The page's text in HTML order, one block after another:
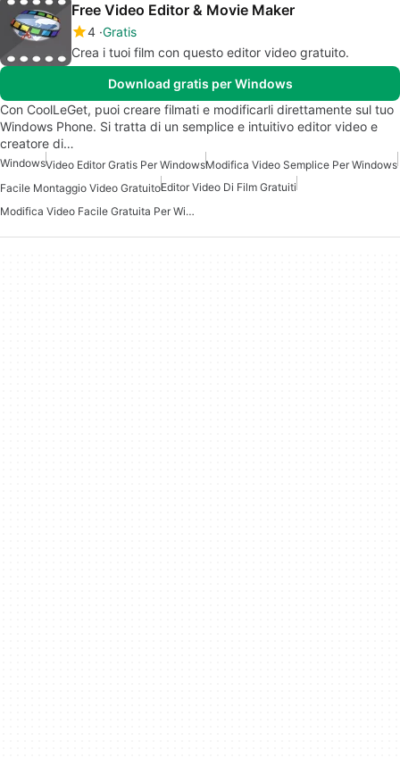
Free Video Editor & Movie Maker
4 Gratis
Crea i tuoi film con questo editor video gratuito.
Download gratis per Windows
Con CoolLeGet, puoi creare filmati e modificarli direttamente sul tuo
Windows Phone. Si tratta di un semplice e intuitivo editor video e
creatore di…
WindowsVideo Editor Gratis Per WindowsModifica Video Semplice Per Windows
Facile Montaggio Video GratuitoEditor Video Di Film Gratuiti
Modifica Video Facile Gratuita Per Windows